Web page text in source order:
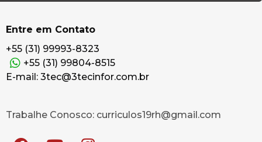
Entre em Contato
+55 (31) 99993-8323
+55 (31) 99804-8515
E-mail: 3tec@3tecinfor.com.br
Trabalhe Conosco: curriculos19rh@gmail.com